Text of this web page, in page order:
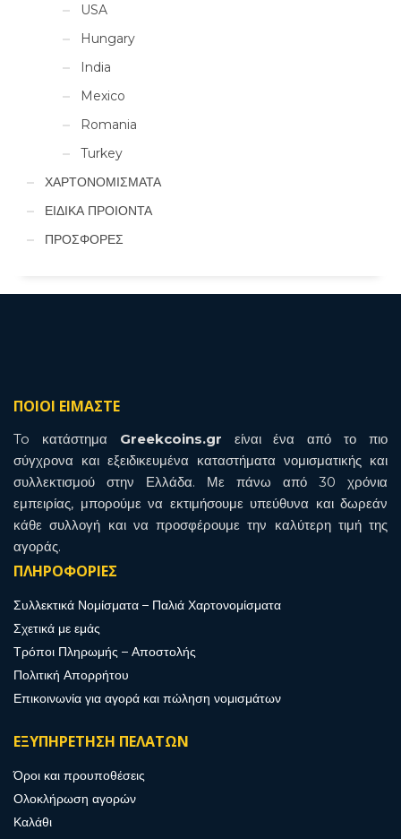
USA
Hungary
India
Mexico
Romania
Turkey
ΧΑΡΤΟΝΟΜΙΣΜΑΤΑ
ΕΙΔΙΚΑ ΠΡΟΙΟΝΤΑ
ΠΡΟΣΦΟΡΕΣ
ΠΟΙΟΙ ΕΙΜΑΣΤΕ
To κατάστημα Greekcoins.gr είναι ένα από το πιο
σύγχρονα και εξειδικευμένα καταστήματα νομισματικής και
συλλεκτισμού στην Ελλάδα. Με πάνω από 30 χρόνια
εμπειρίας, μπορούμε να εκτιμήσουμε υπεύθυνα και δωρεάν
κάθε συλλογή και να προσφέρουμε την καλύτερη τιμή της
αγοράς.
ΠΛΗΡΟΦΟΡΙΕΣ
Συλλεκτικά Νομίσματα – Παλιά Χαρτονομίσματα
Σχετικά με εμάς
Τρόποι Πληρωμής – Αποστολής
Πολιτική Απορρήτου
Επικοινωνία για αγορά και πώληση νομισμάτων
ΕΞΥΠΗΡΕΤΗΣΗ ΠΕΛΑΤΩΝ
Όροι και προυποθέσεις
Ολοκλήρωση αγορών
Καλάθι